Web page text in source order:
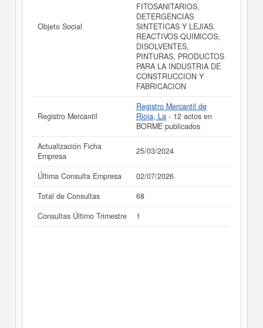
Objeto Social
FITOSANITARIOS,
DETERGENCIAS
SINTETICAS Y LEJIAS,
REACTIVOS QUIMICOS,
DISOLVENTES,
PINTURAS, PRODUCTOS
PARA LA INDUSTRIA DE
CONSTRUCCION Y
FABRICACION
Registro Mercantil
Registro Mercantil de
Rioja, La - 12 actos en
BORME publicados
Actualización Ficha
Empresa
25/03/2024
Última Consulta Empresa
02/07/2026
Total de Consultas
68
Consultas Último Trimestre
1